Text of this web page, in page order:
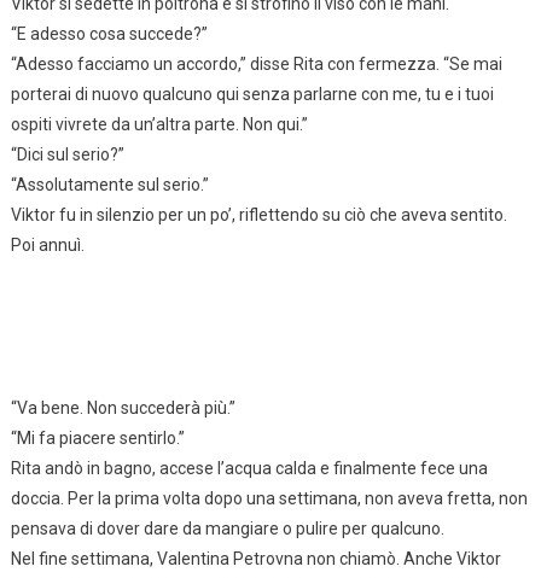
Viktor si sedette in poltrona e si strofinò il viso con le mani.
“E adesso cosa succede?”
“Adesso facciamo un accordo,” disse Rita con fermezza. “Se mai
porterai di nuovo qualcuno qui senza parlarne con me, tu e i tuoi
ospiti vivrete da un’altra parte. Non qui.”
“Dici sul serio?”
“Assolutamente sul serio.”
Viktor fu in silenzio per un po’, riflettendo su ciò che aveva sentito.
Poi annuì.
“Va bene. Non succederà più.”
“Mi fa piacere sentirlo.”
Rita andò in bagno, accese l’acqua calda e finalmente fece una
doccia. Per la prima volta dopo una settimana, non aveva fretta, non
pensava di dover dare da mangiare o pulire per qualcuno.
Nel fine settimana, Valentina Petrovna non chiamò. Anche Viktor